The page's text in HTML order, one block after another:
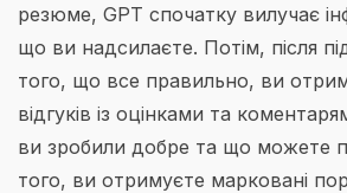
резюме, GPT спочатку вилучає
що ви надсилаєте. Потім, після
того, що все правильно, ви
відгуків із оцінками та
ви зробили добре та що можете
того, ви отримуєте марковані